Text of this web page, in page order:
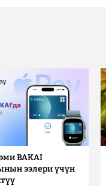
BAKAI
ээлери үчүн